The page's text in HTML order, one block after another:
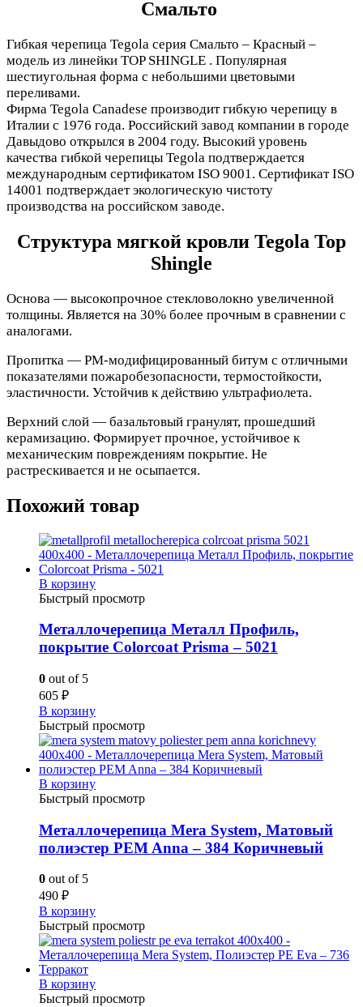
Смальто
Гибкая черепица Tegola серия Смальто – Красный –
модель из линейки TOP SHINGLE . Популярная
шестиугольная форма с небольшими цветовыми
переливами.
Фирма Tegola Canadese производит гибкую черепицу в
Италии с 1976 года. Российский завод компании в городе
Давыдово открылся в 2004 году. Высокий уровень
качества гибкой черепицы Tegola подтверждается
международным сертификатом ISO 9001. Сертификат ISO
14001 подтверждает экологическую чистоту
производства на российском заводе.
Структура мягкой кровли Tegola Top
Shingle
Основа — высокопрочное стекловолокно увеличенной
толщины. Является на 30% более прочным в сравнении с
аналогами.
Пропитка — PM-модифицированный битум с отличными
показателями пожаробезопасности, термостойкости,
эластичности. Устойчив к действию ультрафиолета.
Верхний слой — базальтовый гранулят, прошедший
керамизацию. Формирует прочное, устойчивое к
механическим повреждениям покрытие. Не
растрескивается и не осыпается.
Похожий товар
В корзину
Быстрый просмотр
Металлочерепица Металл Профиль,
покрытие Colorcoat Prisma – 5021
0 out of 5
605 ₽
В корзину
Быстрый просмотр
В корзину
Быстрый просмотр
Металлочерепица Mera System, Матовый
полиэстер PEM Anna – 384 Коричневый
0 out of 5
490 ₽
В корзину
Быстрый просмотр
В корзину
Быстрый просмотр